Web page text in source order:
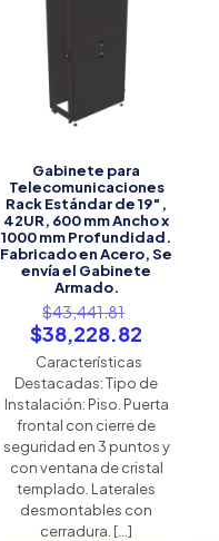
Gabinete para
Telecomunicaciones
Rack Estándar de 19″,
42UR, 600 mm Ancho x
1000 mm Profundidad.
Fabricado en Acero, Se
envía el Gabinete
Armado.
$43,441.81
precio
era:
$38,228.82
actual
es:
Características
Destacadas: Tipo de
Instalación: Piso. Puerta
frontal con cierre de
seguridad en 3 puntos y
con ventana de cristal
templado. Laterales
desmontables con
cerradura. […]